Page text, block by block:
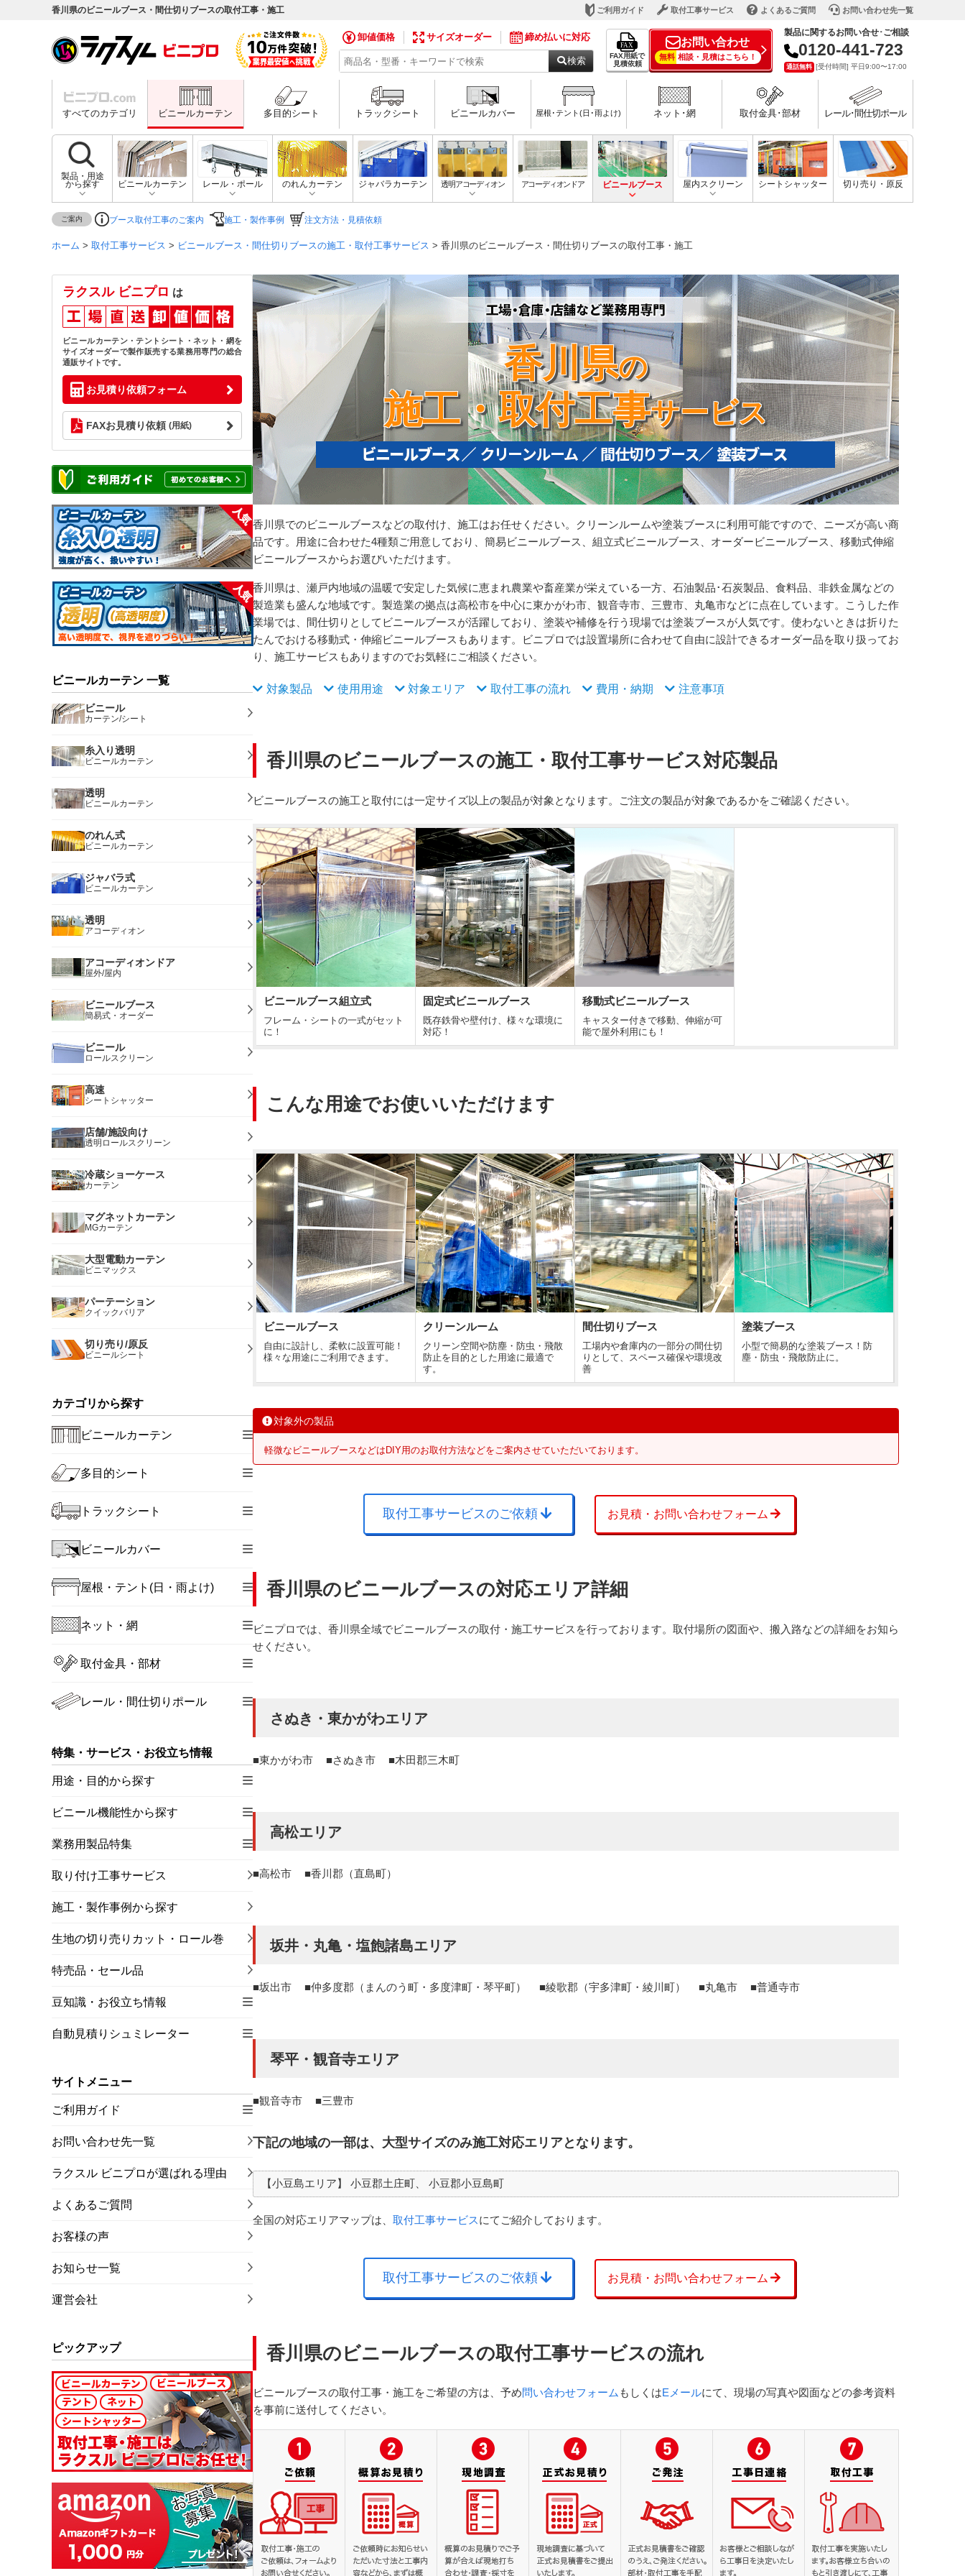
香川県のビニールブース・間仕切りブースの取付工事・施工 ご利用ガイド 取付工事サービス よくあるご質問 お問い合わせ先一覧
卸値価格 サイズオーダー 締め払いに対応
検索
FAX用紙で
見積依頼
お問い合わせ
無料 相談・見積はこちら！
製品に関するお問い合せ･ご相談
0120-441-723
通話無料 [受付時間] 平日9:00〜17:00
すべてのカテゴリ ビニールカーテン 多目的シート トラックシート ビニールカバー 屋根･テント(日･雨よけ) ネット･網 取付金具･部材 レール･間仕切ポール
製品・用途
から探す
ビニールカーテン レール・ポール のれんカーテン ジャバラカーテン 透明アコーディオン アコーディオンドア ビニールブース 屋内スクリーン シートシャッター 切り売り・原反
ご案内 ブース取付工事のご案内 施工・製作事例 注文方法・見積依頼
ホーム > 取付工事サービス > ビニールブース・間仕切りブースの施工・取付工事サービス > 香川県のビニールブース・間仕切りブースの取付工事・施工
香川県の
施工・取付工事サービス
香川県でのビニールブースなどの取付け、施工はお任せください。クリーンルームや塗装ブースに利用可能ですので、ニーズが高い商
品です。用途に合わせた4種類ご用意しており、簡易ビニールブース、組立式ビニールブース、オーダービニールブース、移動式伸縮
ビニールブースからお選びいただけます。
香川県は、瀬戸内地域の温暖で安定した気候に恵まれ農業や畜産業が栄えている一方、石油製品･石炭製品、食料品、非鉄金属などの
製造業も盛んな地域です。製造業の拠点は高松市を中心に東かがわ市、観音寺市、三豊市、丸亀市などに点在しています。こうした作
業場では、間仕切りとしてビニールブースが活躍しており、塗装や補修を行う現場では塗装ブースが人気です。使わないときは折りた
たんでおける移動式・伸縮ビニールブースもあります。ビニプロでは設置場所に合わせて自由に設計できるオーダー品を取り扱ってお
り、施工サービスもありますのでお気軽にご相談ください。
対象製品 使用用途 対象エリア 取付工事の流れ 費用・納期 注意事項
香川県のビニールブースの施工・取付工事サービス対応製品
ビニールブースの施工と取付には一定サイズ以上の製品が対象となります。ご注文の製品が対象であるかをご確認ください。
ビニールブース組立式
フレーム・シートの一式がセット
に！
固定式ビニールブース
既存鉄骨や壁付け、様々な環境に
対応！
移動式ビニールブース
キャスター付きで移動、伸縮が可
能で屋外利用にも！
こんな用途でお使いいただけます
ビニールブース
自由に設計し、柔軟に設置可能！
様々な用途にご利用できます。
クリーンルーム
クリーン空間や防塵・防虫・飛散
防止を目的とした用途に最適で
す。
間仕切りブース
工場内や倉庫内の一部分の間仕切
りとして、スペース確保や環境改
善
塗装ブース
小型で簡易的な塗装ブース！防
塵・防虫・飛散防止に。
対象外の製品
軽微なビニールブースなどはDIY用のお取付方法などをご案内させていただいております。
取付工事サービスのご依頼 お見積・お問い合わせフォーム
香川県のビニールブースの対応エリア詳細
ビニプロでは、香川県全域でビニールブースの取付・施工サービスを行っております。取付場所の図面や、搬入路などの詳細をお知ら
せください。
さぬき・東かがわエリア
東かがわ市 さぬき市 木田郡三木町
高松エリア
高松市 香川郡（直島町）
坂井・丸亀・塩飽諸島エリア
坂出市 仲多度郡（まんのう町・多度津町・琴平町） 綾歌郡（宇多津町・綾川町） 丸亀市 普通寺市
琴平・観音寺エリア
観音寺市 三豊市
下記の地域の一部は、大型サイズのみ施工対応エリアとなります。
【小豆島エリア】 小豆郡土庄町 小豆郡小豆島町
全国の対応エリアマップは、 取付工事サービスにてご紹介しております。
取付工事サービスのご依頼 お見積・お問い合わせフォーム
香川県のビニールブースの取付工事サービスの流れ
ビニールブースの取付工事・施工をご希望の方は、予め問い合わせフォーム もしくはEメールにて、現場の写真や図面などの参考資料
を事前に送付してください。
ラクスル ビニプロ は
ビニールカーテン・テントシート・ネット・網を
サイズオーダーで製作販売する業務用専門の総合
通販サイトです。
お見積り依頼フォーム
FAXお見積り依頼 (用紙)
ビニールカーテン 一覧
ビニール
カーテン/シート
糸入り透明
ビニールカーテン
透明
ビニールカーテン
のれん式
ビニールカーテン
ジャバラ式
ビニールカーテン
透明
アコーディオン
アコーディオンドア
屋外/屋内
ビニールブース
簡易式・オーダー
ビニール
ロールスクリーン
高速
シートシャッター
店舗/施設向け
透明ロールスクリーン
冷蔵ショーケース
カーテン
マグネットカーテン
MGカーテン
大型電動カーテン
ビニマックス
パーテーション
クイックバリア
切り売り/原反
ビニールシート
カテゴリから探す
ビニールカーテン
多目的シート
トラックシート
ビニールカバー
屋根・テント(日・雨よけ)
ネット・網
取付金具・部材
レール・間仕切りポール
特集・サービス・お役立ち情報
用途・目的から探す
ビニール機能性から探す
業務用製品特集
取り付け工事サービス
施工・製作事例から探す
生地の切り売りカット・ロール巻
特売品・セール品
豆知識・お役立ち情報
自動見積りシュミレーター
サイトメニュー
ご利用ガイド
お問い合わせ先一覧
ラクスル ビニプロが選ばれる理由
よくあるご質問
お客様の声
お知らせ一覧
運営会社
ピックアップ